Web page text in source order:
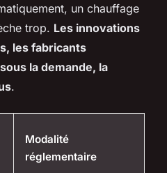
un chauffage
trop. Les innovations
les fabricants
la demande, la
.
Modalité
réglementaire